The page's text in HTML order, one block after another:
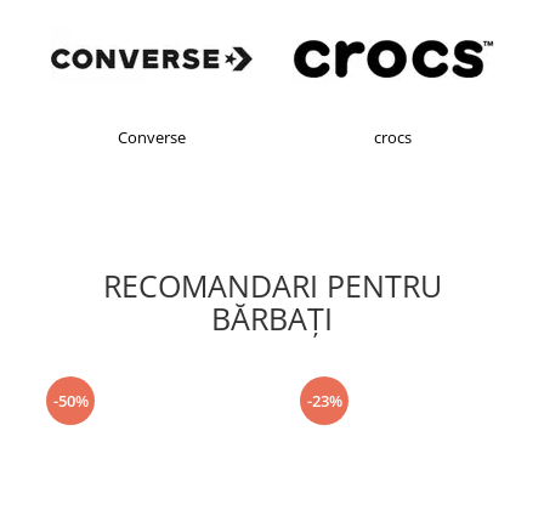
Converse crocs
RECOMANDARI PENTRU
BĂRBAŢI
-50% -23%